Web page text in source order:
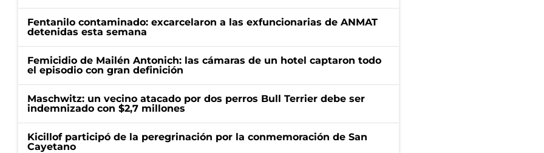
Fentanilo contaminado: excarcelaron a las exfuncionarias de ANMAT
detenidas esta semana
Femicidio de Mailén Antonich: las cámaras de un hotel captaron todo
el episodio con gran definición
Maschwitz: un vecino atacado por dos perros Bull Terrier debe ser
indemnizado con $2,7 millones
Kicillof participó de la peregrinación por la conmemoración de San
Cayetano